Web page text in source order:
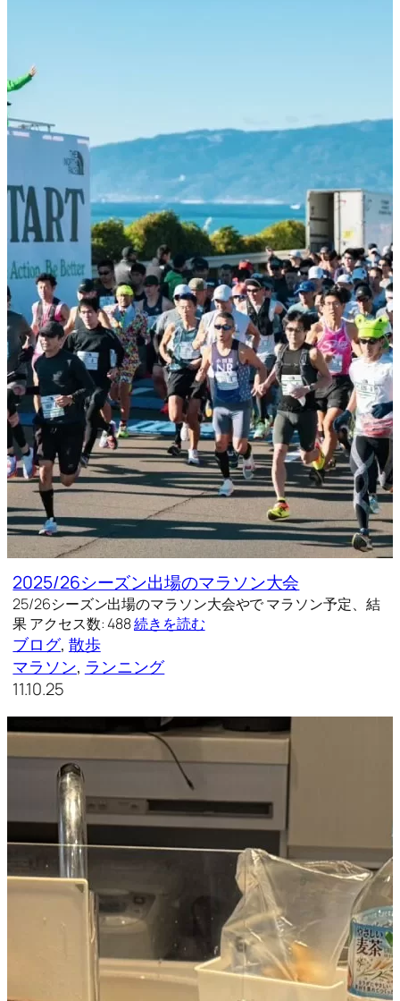
2025/26シーズン出場のマラソン大会
25/26シーズン出場のマラソン大会やで マラソン予定、結
果 アクセス数: 488続きを読む
ブログ, 散歩
マラソン, ランニング
11.10.25